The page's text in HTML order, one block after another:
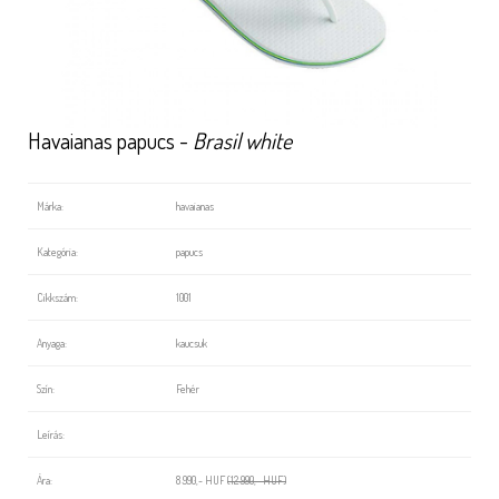
Havaianas papucs - Brasil white
Márka: havaianas
Kategória: papucs
Cikkszám: 1001
Anyaga: kaucsuk
Szín: Fehér
Leírás:
Ára: 8 990,- HUF(12 990,- HUF)